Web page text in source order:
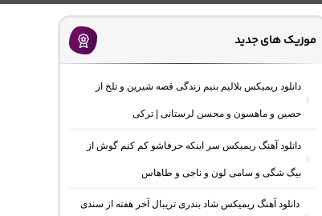
موزیک های جدید
دانلود ریمیکس بلالیم بنیم زندگی قصه شیرین و تلخ از
حصین و ماهسون و محسن لرستانی | ترکی
دانلود آهنگ ریمیکس سر اینکه حرفاشو کم کنم گوش از
بیگ شگی و سامی لون و ناجی و طاهاس
دانلود آهنگ ریمیکس شاد بندری تریبال آخر هفته از سندی